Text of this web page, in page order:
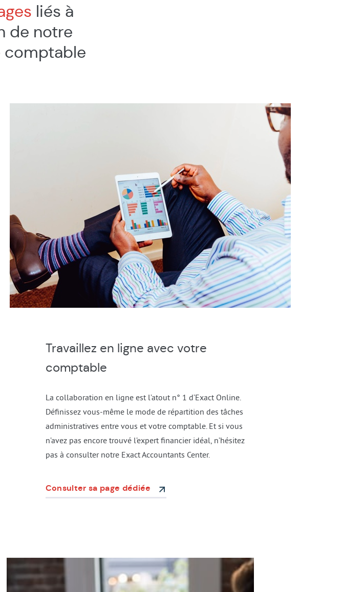
liés à
de notre
comptable
Travaillez en ligne avec votre
comptable
La collaboration en ligne est l’atout n° 1 d’Exact Online.
Définissez vous-même le mode de répartition des tâches
administratives entre vous et votre comptable. Et si vous
n’avez pas encore trouvé l’expert financier idéal, n’hésitez
pas à consulter notre Exact Accountants Center.
Consulter sa page dédiée